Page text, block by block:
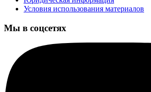
Условия использования материалов
Мы в соцсетях